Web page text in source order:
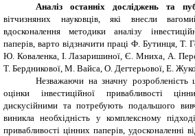
Аналіз останніх досліджень та
вітчизняних науковців, які внесли
вдосконалення методики аналізу
паперів, варто відзначити праці Ф. Бутинця, Т.
Ю. Коваленка, І. Лазаришиної, Є. Мниха, А.
Т. Бердникової, М. Вайса, О. Дегтерьової, Е.
Незважаючи на значну розробленість
оцінки інвестиційної привабливості
дискусійними та потребують подальшого
виникла необхідність у комплексному
привабливості цінних паперів, удосконаленні